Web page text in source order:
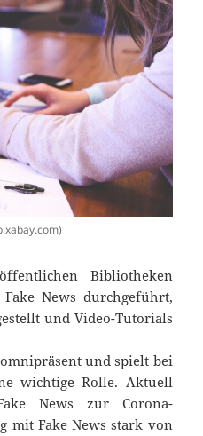
Bibliotheken
News durchgeführt,
und Video-Tutorials
und spielt bei
wichtige Rolle. Aktuell
News zur Corona-
mit Fake News stark von